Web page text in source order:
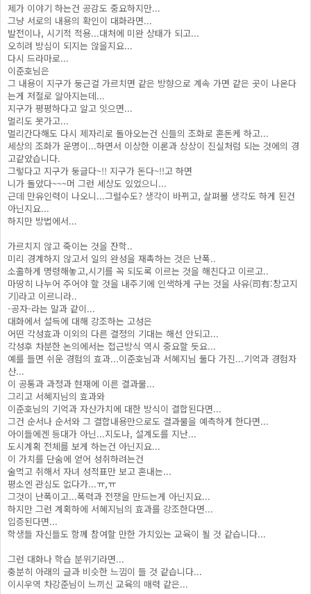
제가 이야기 하는건 공감도 중요하지만...
그냥 서로의 내용의 확인이 대화라면...
발전이나, 시기적 적용...대처에 미완 상태가 되고...
오히려 방심이 되지는 않을지요...
다시 드라마로...
이준호님은
그 내용이 지구가 둥근걸 가르치면 같은 방향으로 계속 가면 같은 곳이 나온다
는게 저절로 알아지는데...
지구가 평평하다고 알고 잇으면...
멀리도 못가고...
멀리간다해도 다시 제자리로 돌아오는건 신들의 조화로 혼돈케 하고...
세상의 조화가 운명이...하면서 이상한 이론과 상상이 진실처럼 되는 것에의 경
고같았습니다.
그렇다고 지구가 둥글다~!! 지구가 돈다~!!고 하면
니가 돌았다~~~머 그런 세상도 있었으니...
근데 만유인력이 나오니...그럴수도? 생각이 바뀌고, 살펴볼 생각도 하게 된건
아닌지요...
하지만 방법에서...
가르치지 않고 죽이는 것을 잔학..
미리 경계하지 않고서 일의 완성을 재촉하는 것은 난폭..
소홀하게 명령해놓고,시기를 꼭 되도록 이르는 것을 해친다고 이르고..
마땅히 나누어 주어야 할 것을 내주기에 인색하게 구는 것을 사유(司有:창고지
기)라고 이르니라..
-공자-라는 말과 같이...
대화에서 설득에 대해 강조하는 고성은
어떤 각성효과 이외의 다른 결정의 기대는 해선 안되고...
각성후 차분한 논의에서는 접근방식 역시 중요할 듯요...
예를 들면 쉬운 경험의 효과...이준호님과 서혜지님 둘다 가진...기억과 경험자
산...
이 공통과 과정과 현재에 이른 결과물...
그리고 서혜지님의 효과와
이준호님의 기억과 자산가치에 대한 방식이 결합된다면...
그건 순서나 순서와 그 결합내용만으로도 결과물을 예측하게 한다면...
아이들에겐 등대가 아닌...지도나, 설계도를 지난...
도시계획 전체를 보게 하는건 아닌지요...
이 가치를 단숨에 얻어 성취하려는건
술먹고 취해서 자녀 성적표만 보고 혼내는...
평소엔 관심도 없다가...ㅠ,ㅠ
그것이 난폭이고...폭력과 전쟁을 만드는게 아닌지요...
하지만 그런 계획하에 서혜지님의 효과를 강조한다면...
입증된다면...
학생들 자신들도 함께 참여할 만한 가치있는 교육이 될 것 같습니다...
그런 대화나 학습 분위기라면...
충분히 아래의 글과 비슷한 느낌이 들 것 같습니다...
이시우역 차강준님이 느끼신 교육의 매력 같은...